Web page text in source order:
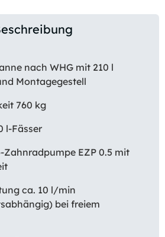
nach WHG mit 210 l
Montagegestell
760 kg
l-Fässer
Zahnradpumpe EZP 0.5 mit
ca. 10 l/min
bei freiem